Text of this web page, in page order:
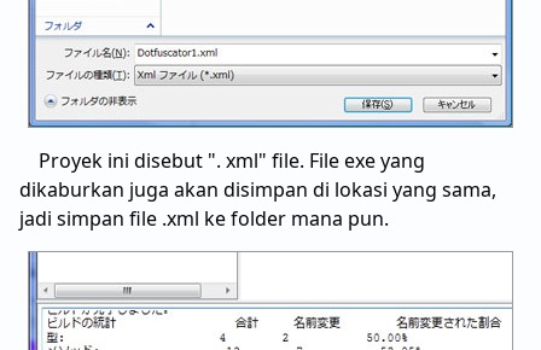
Proyek ini disebut ". xml" file. File exe yang
dikaburkan juga akan disimpan di lokasi yang sama,
jadi simpan file .xml ke folder mana pun.